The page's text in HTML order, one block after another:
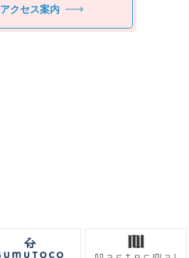
アクセス案内